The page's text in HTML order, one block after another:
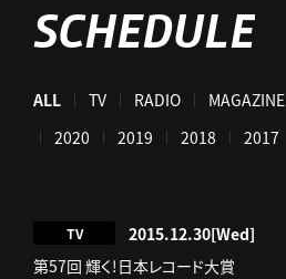
SCHEDULE
ALL TV RADIO MAGAZINE
2020 2019 2018 2017
TV 2015.12.30[Wed]
第57回 輝く!日本レコード大賞